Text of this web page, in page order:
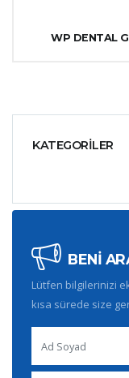
KATEGORİLER
BENİ
Lütfen bilgilerinizi
kısa sürede size
WP DENTAL